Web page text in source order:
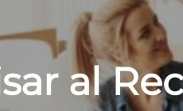
al